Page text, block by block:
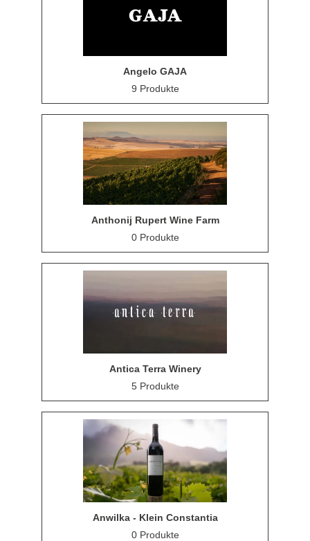
Angelo GAJA
9 Produkte
Anthonij Rupert Wine Farm
0 Produkte
Antica Terra Winery
5 Produkte
Anwilka - Klein Constantia
0 Produkte